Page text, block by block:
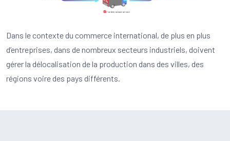
Dans le contexte du commerce international, de plus en plus
d’entreprises, dans de nombreux secteurs industriels, doivent
gérer la délocalisation de la production dans des villes, des
régions voire des pays différents.